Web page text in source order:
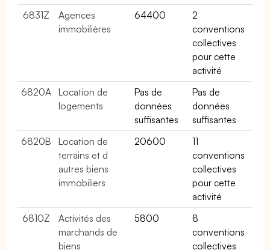
6831Z
Agences
immobilières
64400
2
conventions
collectives
pour cette
activité
6820A Location de
logements
Pas de
données
suffisantes
Pas de
données
suffisantes
6820B
Location de
terrains et d
autres biens
immobiliers
20600
11
conventions
collectives
pour cette
activité
6810Z
Activités des
marchands de
biens
5800
8
conventions
collectives